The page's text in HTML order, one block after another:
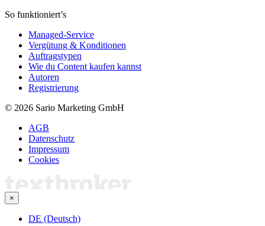
So funktioniert’s
Managed-Service
Vergütung & Konditionen
Auftragstypen
Wie du Content kaufen kannst
Autoren
Registrierung
© 2026 Sario Marketing GmbH
AGB
Datenschutz
Impressum
Cookies
×
DE (Deutsch)